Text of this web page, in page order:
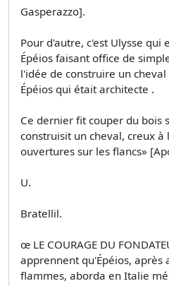
Gasperazzo].
Pour d'autre, c'est Ulysse qui
Épéios faisant office de
l'idée de construire un
Épéios qui était architecte .
Ce dernier fit couper du bois
construisit un cheval, creux à
ouvertures sur les flancs»
U.
Bratellil.
œ LE COURAGE DU
apprennent qu'Épéios, après
flammes, aborda en Italie